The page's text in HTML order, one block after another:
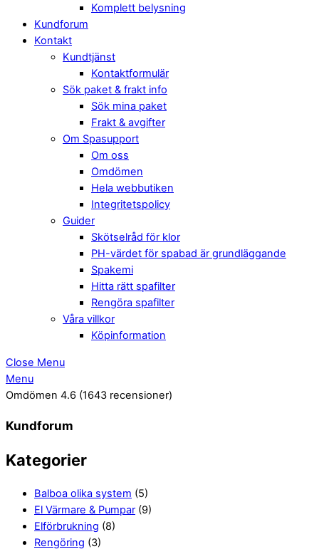
Komplett belysning
Kundforum
Kontakt
Kundtjänst
Kontaktformulär
Sök paket & frakt info
Sök mina paket
Frakt & avgifter
Om Spasupport
Om oss
Omdömen
Hela webbutiken
Integritetspolicy
Guider
Skötselråd för klor
PH-värdet för spabad är grundläggande
Spakemi
Hitta rätt spafilter
Rengöra spafilter
Våra villkor
Köpinformation
Close Menu
Menu
Omdömen 4.6 (1643 recensioner)
Kundforum
Kategorier
Balboa olika system (5)
El Värmare & Pumpar (9)
Elförbrukning (8)
Rengöring (3)